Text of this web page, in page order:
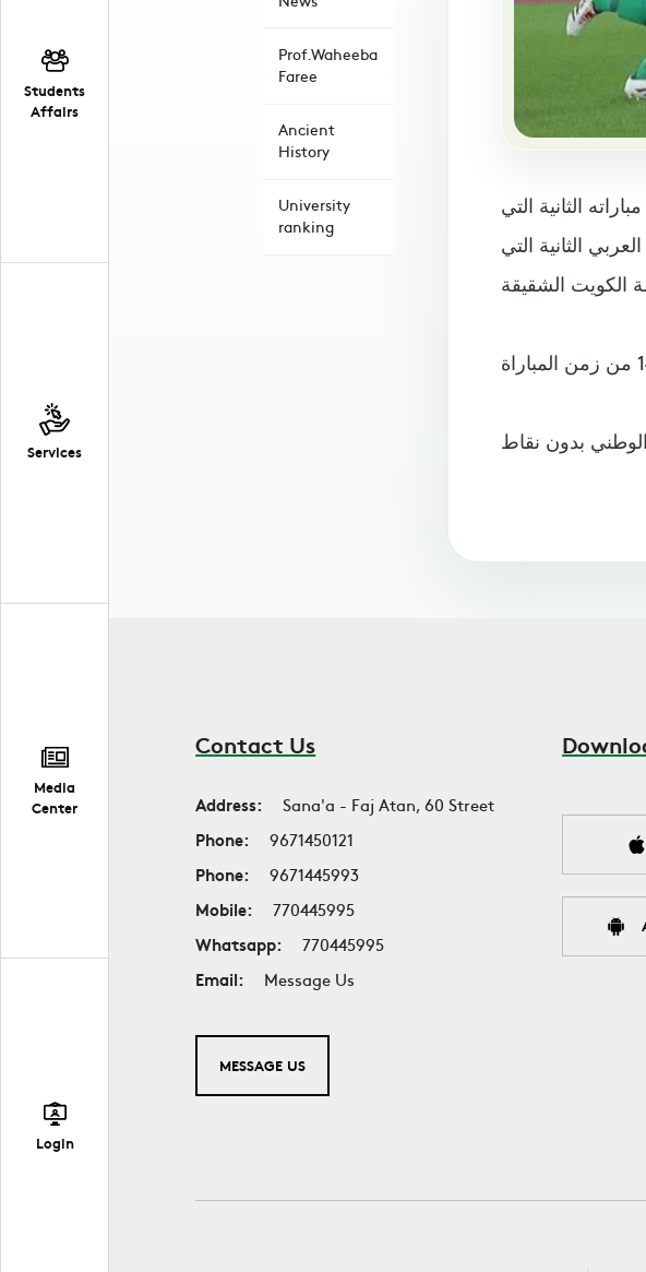
Students
Affairs
Services
Media
Center
Login
Prof.Waheeba
Faree
Ancient
History
University
ranking
الثانية التي
الثانية التي
Contact Us
Address:
Sana'a - Faj Atan, 60 Street
Phone:
9671450121
Phone:
9671445993
Mobile:
770445995
Whatsapp:
770445995
Email:
Message Us
MESSAGE US